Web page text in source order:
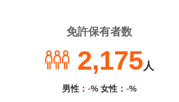
免許保有者数
2,175人
男性： -% 女性： -%